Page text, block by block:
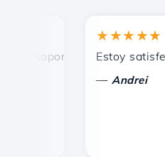
soporte técnico rápido y
★★★★★
Estoy
Andrei